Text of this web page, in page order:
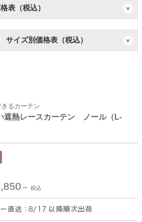
表（税込）
サイズ別価格表（税込）
るカーテン
遮熱レースカーテン ノール（L-
税込